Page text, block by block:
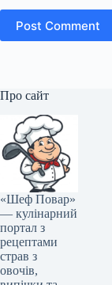
Post Comment
Про сайт
«Шеф Повар»
— кулінарний
портал з
рецептами
страв з
овочів,